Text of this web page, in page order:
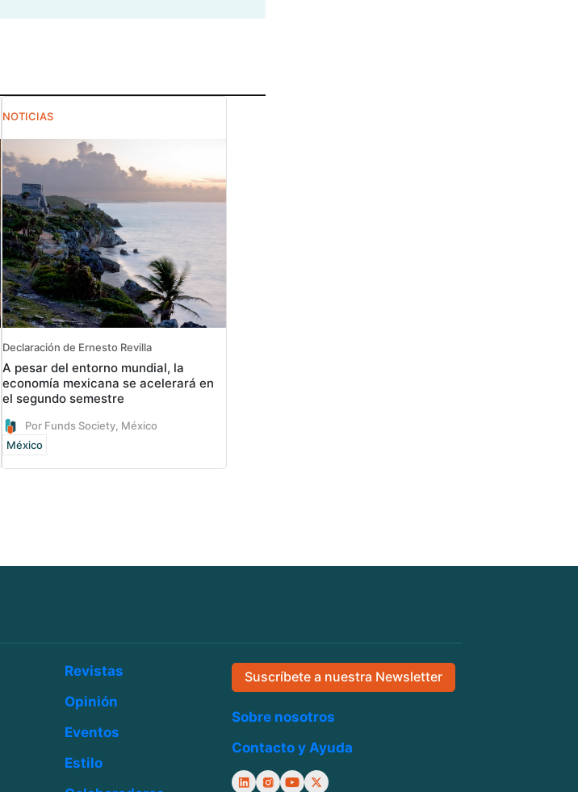
NOTICIAS
Declaración de Ernesto Revilla
A pesar del entorno mundial, la
economía mexicana se acelerará en
el segundo semestre
Por Funds Society, México
México
Revistas
Opinión
Eventos
Estilo
Suscríbete a nuestra Newsletter
Sobre nosotros
Contacto y Ayuda